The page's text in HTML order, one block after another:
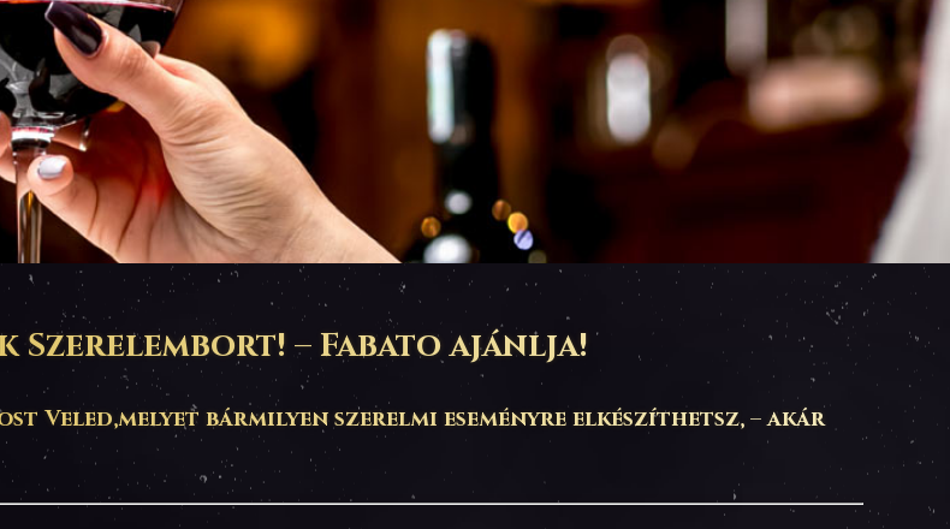
Szere­lem­bort! – Faba­to ajánlja!
Veled,melyet bármilyen szerelmi eseményre elkészíthetsz, – akár